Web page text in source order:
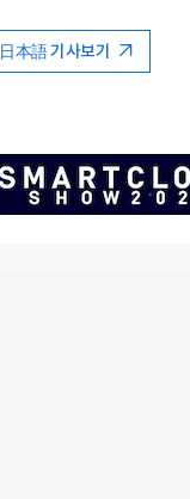
日本語 기사보기